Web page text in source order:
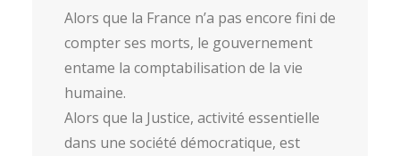
Alors que la France n’a pas encore fini de
compter ses morts, le gouvernement
entame la comptabilisation de la vie
humaine.
Alors que la Justice, activité essentielle
dans une société démocratique, est